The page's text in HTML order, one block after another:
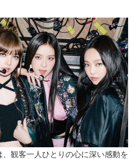
観客一人ひとりの心に深い感動を